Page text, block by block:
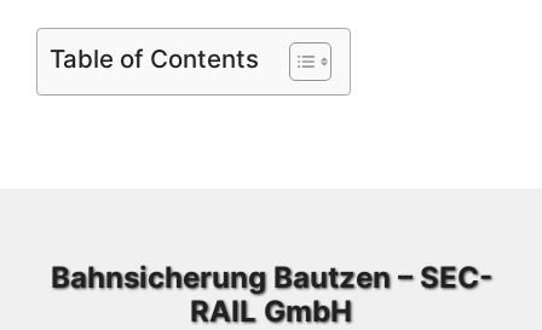
Table of Contents
Bahnsicherung Bautzen – SEC-
RAIL GmbH